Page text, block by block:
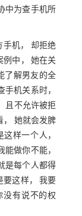
中为查手机所
手机， 却拒绝
例中， 她在关
了解男友的全
机关系时，
且不允许被拒
， 她就会发脾
样一个人，
做你不能，
是每个人都得
要这样， 我要
没有说不的权